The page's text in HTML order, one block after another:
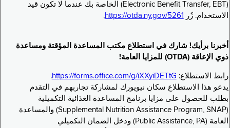
(Electronic Benefit Transfer, EBT) الخاصة بك عندما لا تكون قيد
الاستخدام. زُر
https://otda.ny.gov/5261
.
أخبرنا برأيك! شارك في استطلاع مكتب المساعدة المؤقتة ومساعدة
ذوي الإعاقة (OTDA) للمزايا العامة!
رابط الاستطلاع: https://forms.office.com/g/iXXyiDETtG
.
يدعو هذا الاستطلاع سكان نيويورك لمشاركة تجاربهم في التقدم
بطلب للحصول على مزايا برنامج المساعدة الغذائية التكميلية
(Supplemental Nutrition Assistance Program, SNAP) والمساعدة
العامة (Public Assistance, PA) ودخل الضمان التكميلي